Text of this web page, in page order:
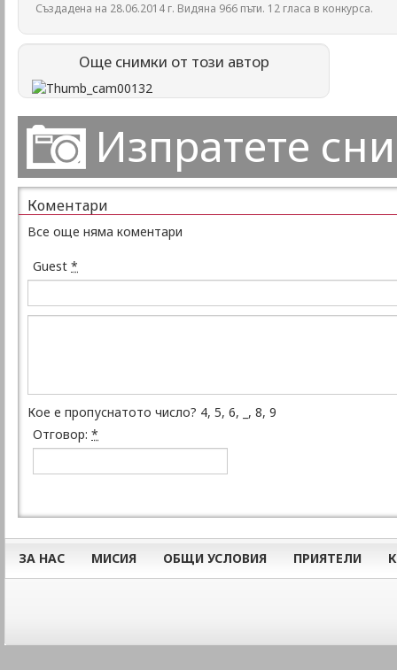
Създадена на 28.06.2014 г. Видяна 966 пъти. 12 гласа в конкурса.
Още снимки от този автор
Изпратете
Коментари
Все още няма коментари
Guest *
Кое е пропуснатото число? 4, 5, 6, _, 8, 9
Отговор: *
ЗА НАС МИСИЯ ОБЩИ УСЛОВИЯ ПРИЯТЕЛИ